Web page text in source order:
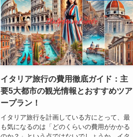
イタリア旅行の費用徹底ガイド：主
要5大都市の観光情報とおすすめツア
ープラン！
イタリア旅行を計画している方にとって、最
も気になるのは「どのくらいの費用がかかる